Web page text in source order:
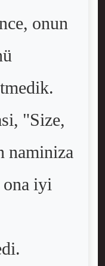
onun
"Size,
naminiza
iyi